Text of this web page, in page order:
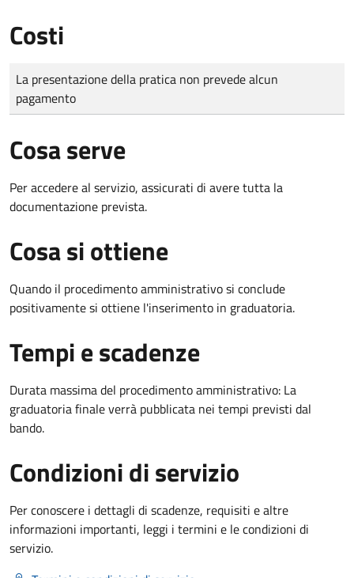
Costi
Tipo di pagamento
Importo
La presentazione della pratica non prevede alcun
pagamento
Cosa serve
Per accedere al servizio, assicurati di avere tutta la
documentazione prevista.
Cosa si ottiene
Quando il procedimento amministrativo si conclude
positivamente si ottiene l'inserimento in graduatoria.
Tempi e scadenze
Durata massima del procedimento amministrativo: La
graduatoria finale verrà pubblicata nei tempi previsti dal
bando.
Condizioni di servizio
Per conoscere i dettagli di scadenze, requisiti e altre
informazioni importanti, leggi i termini e le condizioni di
servizio.